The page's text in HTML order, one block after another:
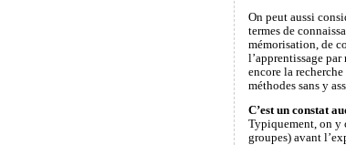
On peut aussi
termes de
mémorisation, de
l’apprentissage
encore la
méthodes sans y
C’est un constat
Typiquement, on y
groupes) avant